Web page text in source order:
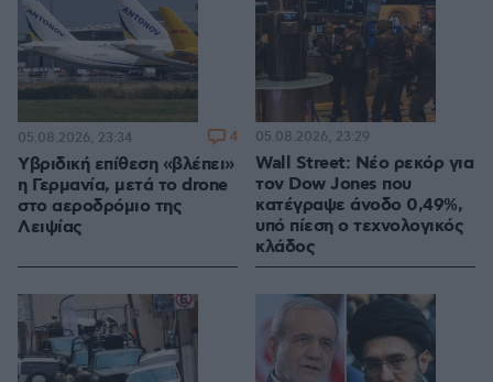
Υβριδική επίθεση «βλέπει»
η Γερμανία, μετά το drone
στο αεροδρόμιο της
Λειψίας
05.08.2026, 23:34 4
Wall Street: Νέο ρεκόρ για
τον Dow Jones που
κατέγραψε άνοδο 0,49%,
υπό πίεση ο τεχνολογικός
κλάδος
05.08.2026, 23:29